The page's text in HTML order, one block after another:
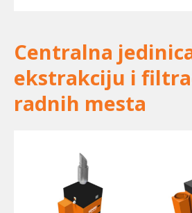
Centralna
ekstrakciju i
radnih mesta